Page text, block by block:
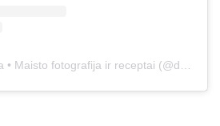
A post shared by Jurga • Maisto fotografija ir receptai (@duonos.ir.zaidimu)